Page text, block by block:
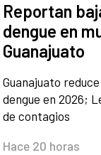
Reportan
dengue en
Guanajuato
Guanajuato
dengue en 2026;
de contagios
Hace 20 horas